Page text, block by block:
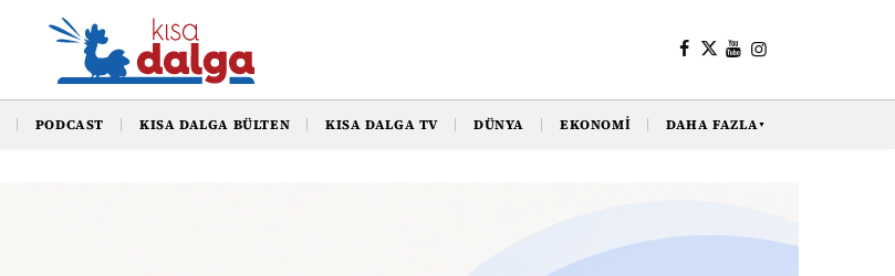
PODCAST KISA DALGA BÜLTEN KISA DALGA TV DÜNYA EKONOMI DAHA FAZLA▼